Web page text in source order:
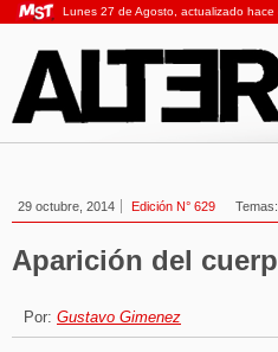
Lunes 27 de Agosto, actualizado hace
29 octubre, 2014 Edición N° 629 Temas:
Aparición del
Por: Gustavo Gimenez